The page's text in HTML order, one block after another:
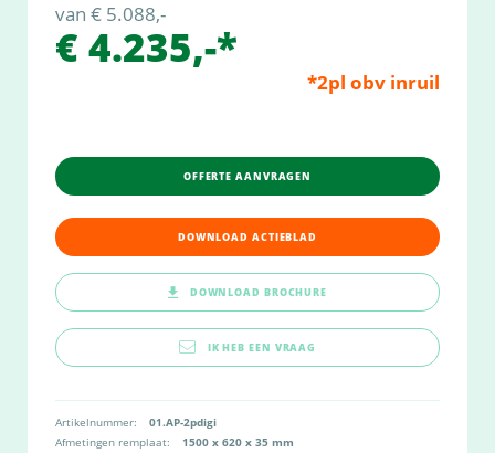
van € 5.088,-
€ 4.235,-*
*2pl obv inruil
OFFERTE AANVRAGEN
DOWNLOAD ACTIEBLAD
DOWNLOAD BROCHURE
IK HEB EEN VRAAG
Artikelnummer:
01.AP-2pdigi
Afmetingen remplaat:
1500 x 620 x 35 mm